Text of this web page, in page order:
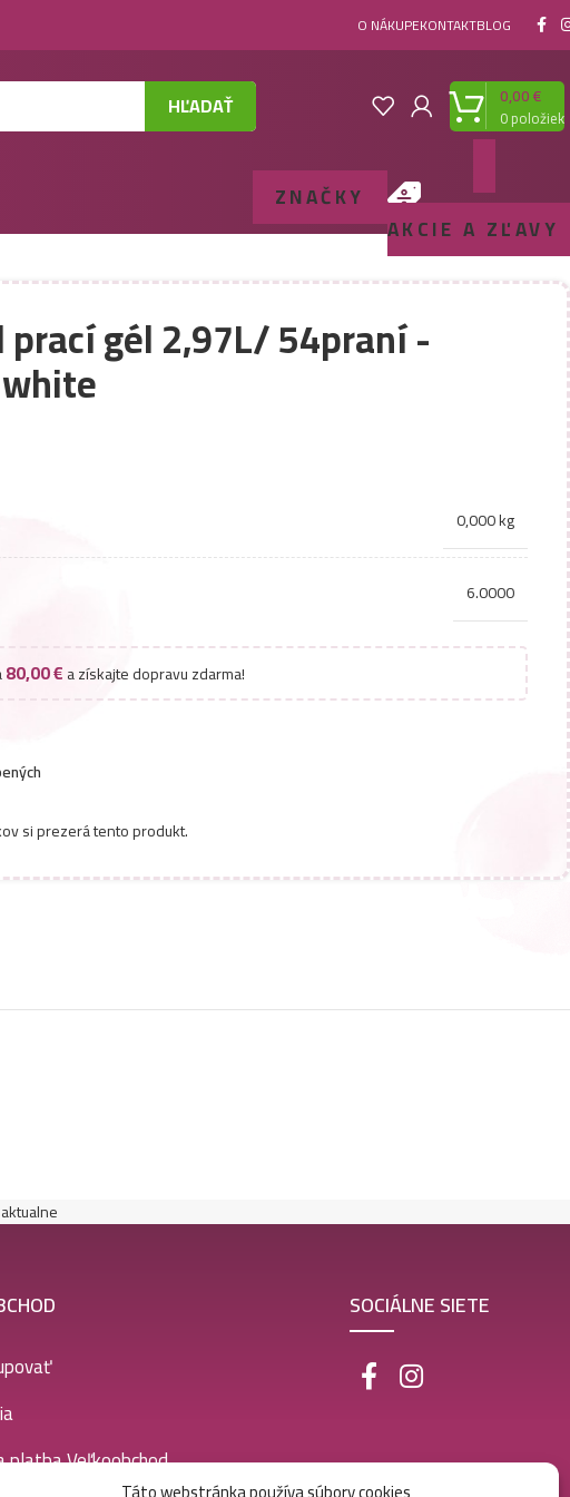
O NÁKUPEKONTAKTBLOG
HĽADAŤ 0položiek
0,00€
ZNAČKY
AKCIE A ZĽAVY
gél 2,97L/ 54praní -
0,000 kg
6.0000
80,00€a získajte dopravu zdarma!
si prezerá tento produkt.
aktualne
platba Veľkoobchod
SOCIÁLNE SIETE